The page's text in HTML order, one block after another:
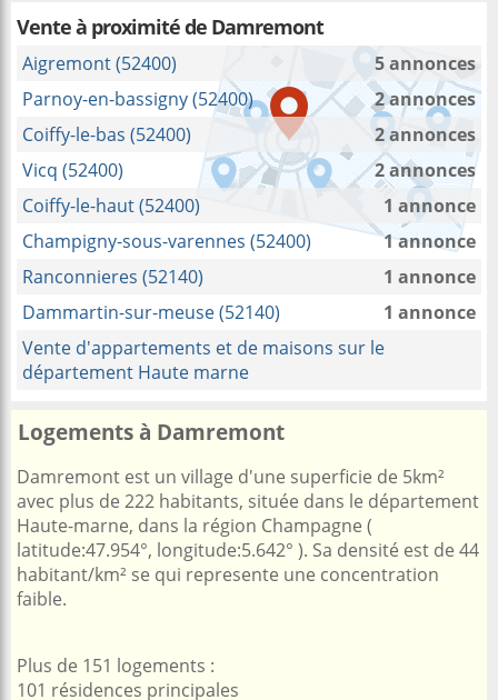
Vente à proximitéde Damremont
Aigremont (52400)
5 annonces
Parnoy-en-bassigny (52400)
2 annonces
Coiffy-le-bas (52400)
2 annonces
Vicq (52400)
2 annonces
Coiffy-le-haut (52400)
1 annonce
Champigny-sous-varennes (52400)
1 annonce
Ranconnieres (52140)
1 annonce
Dammartin-sur-meuse (52140)
1 annonce
Vente d'appartements et de maisons sur le
département Haute marne
Logements à Damremont
Damremont est un village d'une superficie de 5km²
avec plus de 222 habitants, située dans le département
Haute-marne, dans la région Champagne (
latitude:47.954°, longitude:5.642° ). Sa densité est de 44
habitant/km² se qui represente une concentration
faible.
Plus de 151 logements :
101 résidences principales